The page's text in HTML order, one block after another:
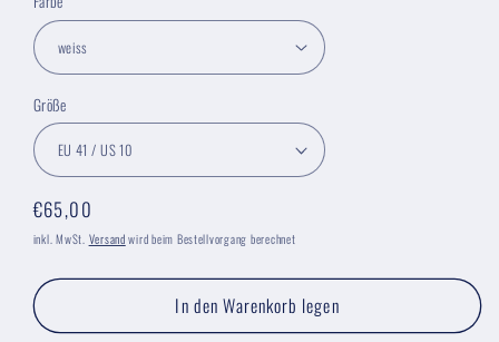
Größe
Normaler
Preis
€65,00
inkl. MwSt. Versandwird beim Bestellvorgang berechnet
In den Warenkorb legen